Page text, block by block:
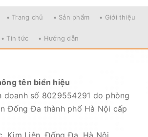
• Trang chủ • Sản phẩm • Giới thiệu
• Tin tức • Hướng dẫn
tên biển hiệu
doanh số 8029554291 do phòng
Đống Đa thành phố Hà Nội cấp